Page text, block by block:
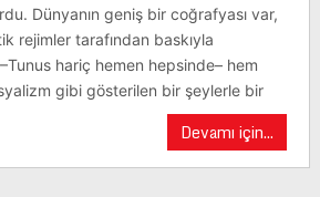
Dünyanın geniş bir coğrafyası var,
rejimler tarafından baskıyla
hariç hemen hepsinde– hem
gibi gösterilen bir şeylerle bir
Devamı için...